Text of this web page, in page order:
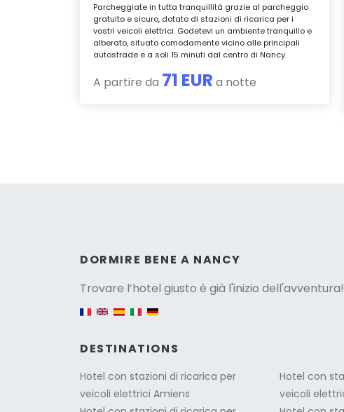
Parcheggiate in tutta tranquillità grazie al parcheggio
gratuito e sicuro, dotato di stazioni di ricarica per i
vostri veicoli elettrici. Godetevi un ambiente tranquillo e
alberato, situato comodamente vicino alle principali
autostrade e a soli 15 minuti dal centro di Nancy.
A partire da 71 EUR a notte
DORMIRE BENE A NANCY
Trovare l’hotel giusto è già l'inizio dell'avventura!
DESTINATIONS
Hotel con stazioni di ricarica per
veicoli elettrici Amiens
Hotel con
veicoli